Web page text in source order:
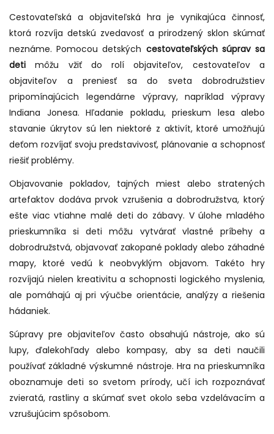
Cestovateľská a objaviteľská hra je vynikajúca činnosť,
ktorá rozvíja detskú zvedavosť a prirodzený sklon skúmať
neznáme. Pomocou detských cestovateľských súprav sa
deti môžu vžiť do rolí objaviteľov, cestovateľov a
objaviteľov a preniesť sa do sveta dobrodružstiev
pripomínajúcich legendárne výpravy, napríklad výpravy
Indiana Jonesa. Hľadanie pokladu, prieskum lesa alebo
stavanie úkrytov sú len niektoré z aktivít, ktoré umožňujú
deťom rozvíjať svoju predstavivosť, plánovanie a schopnosť
riešiť problémy.
Objavovanie pokladov, tajných miest alebo stratených
artefaktov dodáva prvok vzrušenia a dobrodružstva, ktorý
ešte viac vtiahne malé deti do zábavy. V úlohe mladého
prieskumníka si deti môžu vytvárať vlastné príbehy a
dobrodružstvá, objavovať zakopané poklady alebo záhadné
mapy, ktoré vedú k neobvyklým objavom. Takéto hry
rozvíjajú nielen kreativitu a schopnosti logického myslenia,
ale pomáhajú aj pri výučbe orientácie, analýzy a riešenia
hádaniek.
Súpravy pre objaviteľov často obsahujú nástroje, ako sú
lupy, ďalekohľady alebo kompasy, aby sa deti naučili
používať základné výskumné nástroje. Hra na prieskumníka
oboznamuje deti so svetom prírody, učí ich rozpoznávať
zvieratá, rastliny a skúmať svet okolo seba vzdelávacím a
vzrušujúcim spôsobom.